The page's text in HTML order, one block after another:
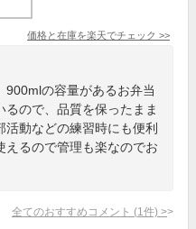
価格と在庫を楽天でチェック >>
900mlの容量があるお弁当
ので、品質を保ったまま
動などの練習時にも便利
えるので管理も楽なのでお
全てのおすすめコメント (1 件) >